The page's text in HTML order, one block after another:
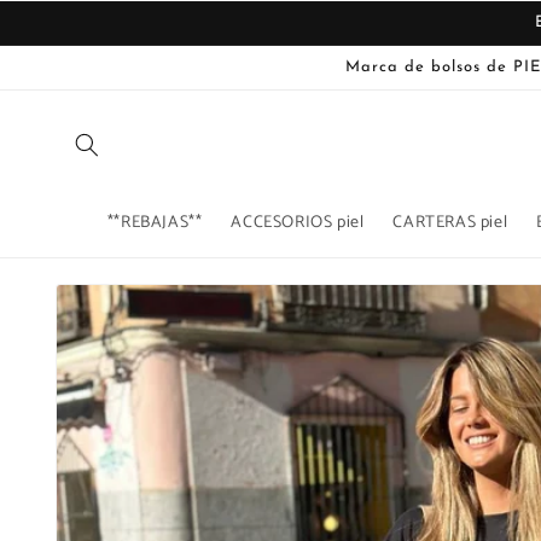
al contenido
Marca de bolsos de
**REBAJAS** ACCESORIOS piel CARTERAS piel
La
imagen
1
ya
está
disponible
en
directamente
a la
información
del producto